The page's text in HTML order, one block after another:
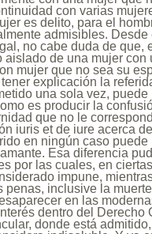
con varias
es delito, para el
admisibles.
no cabe duda de que,
de una mujer con
mujer que no sea su
explicación la
una sola vez,
es producir la
que no le
iuris et de iure acerca
en ningún caso
Esa diferencia
por las cuales, en
impune,
penas, inclusive la
en las
dentro del Derecho
donde está